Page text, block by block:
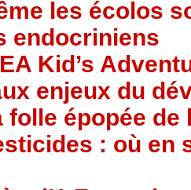
les écolos
endocriniens
Kid’s
enjeux du
folle épopée de
: où en